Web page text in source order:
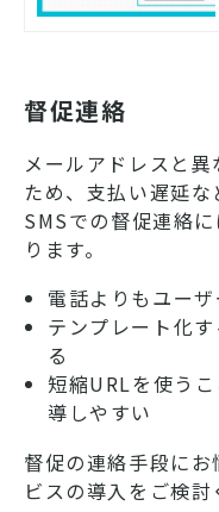
督促連絡
メールアドレスと
ため、支払い遅延な
SMSでの督促連絡
ります。
電話よりもユー
テンプレート化
る
短縮URLを使う
導しやすい
督促の連絡手段に
ビスの導入をご検討